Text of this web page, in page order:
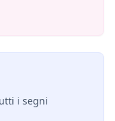
i segni